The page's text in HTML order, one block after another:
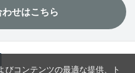
せはこちら
びコンテンツの最適な提供、ト